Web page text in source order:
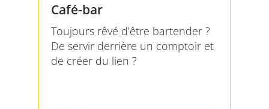
Café-bar
Toujours rêvé d’être bartender ?
De servir derrière un comptoir et
de créer du lien ?